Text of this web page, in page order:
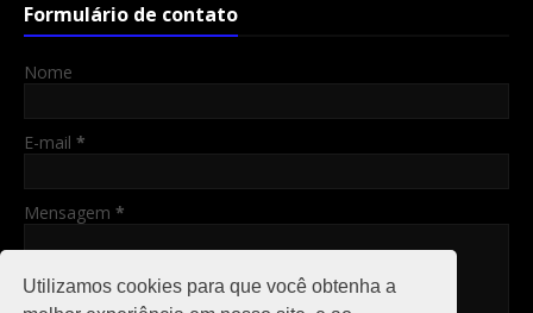
Utilizamos cookies para que você obtenha a
Formulário de contato
Nome
E-mail *
Mensagem *